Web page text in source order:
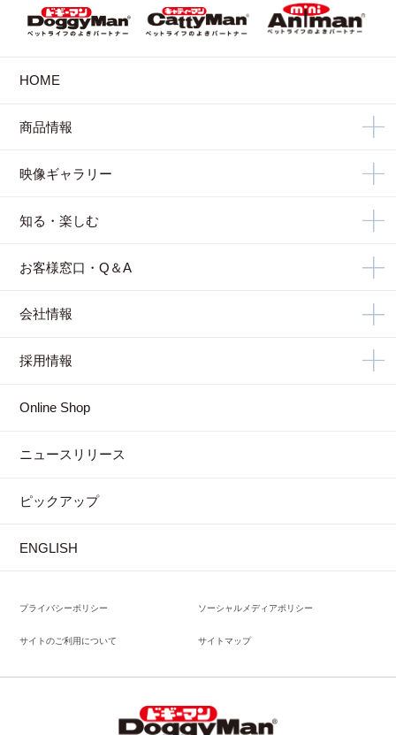
HOME
商品情報
映像ギャラリー
知る・楽しむ
お客様窓口・Q＆A
会社情報
採用情報
Online Shop
ニュースリリース
ピックアップ
ENGLISH
プライバシーポリシー ソーシャルメディアポリシー
サイトのご利用について サイトマップ